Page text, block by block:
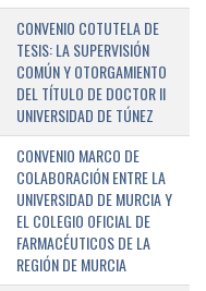
CONVENIO COTUTELA DE
TESIS: LA SUPERVISIÓN
COMÚN Y OTORGAMIENTO
DEL TÍTULO DE DOCTOR II
UNIVERSIDAD DE TÚNEZ
CONVENIO MARCO DE
COLABORACIÓN ENTRE LA
UNIVERSIDAD DE MURCIA Y
EL COLEGIO OFICIAL DE
FARMACÉUTICOS DE LA
REGIÓN DE MURCIA